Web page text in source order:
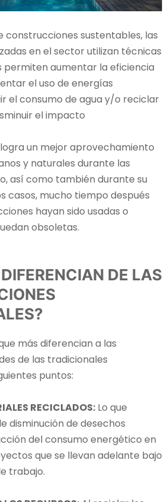
construcciones sustentables, las
en el sector utilizan técnicas
permiten aumentar la eficiencia
el uso de energías
el consumo de agua y/o reciclar
el impacto
un mejor aprovechamiento
y naturales durante las
así como también durante su
casos, mucho tiempo después
hayan sido usadas o
obsoletas.
DE LAS
más diferencian a las
de las tradicionales
puntos:
RECICLADOS: Lo que
disminución de desechos
del consumo energético en
que se llevan adelante bajo
trabajo.